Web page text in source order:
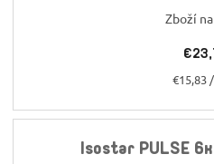
Zboží
€15,83
Isostar PULSE